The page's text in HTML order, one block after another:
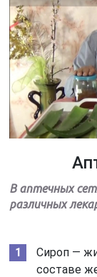
В аптечных
различных
Сироп —
составе